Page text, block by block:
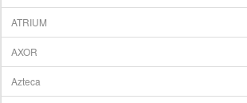
ATRIUM
AXOR
Azteca